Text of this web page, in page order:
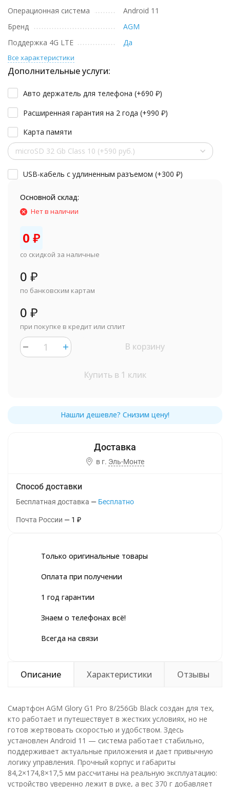
Операционная система
Android 11
Бренд
AGM
Поддержка 4G LTE
Да
Все характеристики
Дополнительные услуги:
Авто держатель для телефона (+690 ₽)
Расширенная гарантия на 2 года (+990 ₽)
Карта памяти
microSD 32 Gb Class 10 (+590 руб.)
USB-кабель с удлиненным разъемом (+300 ₽)
Основной склад:
Нет в наличии
0 ₽
со скидкой за наличные
0 ₽
по банковским картам
0 ₽
при покупке в кредит или сплит
В корзину
Купить в 1 клик
в г. Эль-Монте
Способ доставки
Бесплатная доставка Бесплатно
Почта России 1 ₽
Только оригинальные товары
Оплата при получении
1 год гарантии
Знаем о телефонах всё!
Всегда на связи
Описание Характеристики Отзывы
Смартфон AGM Glory G1 Pro 8/256Gb Black создан для тех,
кто работает и путешествует в жестких условиях, но не
готов жертвовать скоростью и удобством. Здесь
установлен Android 11 — система работает стабильно,
поддерживает актуальные приложения и дает привычную
логику управления. Прочный корпус и габариты
84,2×174,8×17,5 мм рассчитаны на реальную эксплуатацию:
устройство уверенно лежит в руке, а вес 370 г добавляет